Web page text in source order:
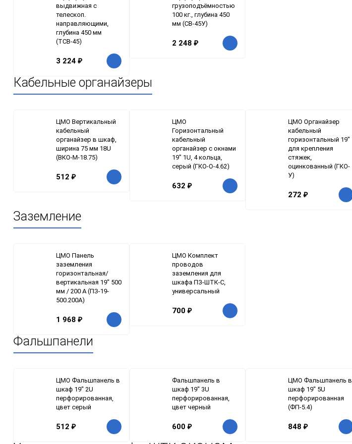
выдвижная с
телескоп.
направляющими,
глубина 450 мм
(ТСВ-45)
3 224 ₽
грузоподъёмностью
100 кг., глубина 450
мм (СВ-45У)
2 248 ₽
Кабельные органайзеры
ЦМО Вертикальный
кабельный
органайзер в шкаф,
ширина 75 мм 18U
(ВКО-М-18.75)
512 ₽
ЦМО
Горизонтальный
кабельный
органайзер с окнами
19" 1U, 4 кольца,
серый (ГКО-О-4.62)
632 ₽
ЦМО Органайзер
кабельный
горизонтальный 19"
для крепления
стяжек,
оцинкованный (ГКО-
У)
272 ₽
Заземление
ЦМО Панель
заземления
горизонтальная/
вертикальная 19" 500
мм / 200 А (ПЗ-19-
500.200А)
1 968 ₽
ЦМО Комплект
проводов
заземления для
шкафа ПЗ-ШТК-С,
универсальный
700 ₽
Фальшпанели
ЦМО Фальшпанель в
шкаф 19" 2U
перфорированная,
цвет серый
512 ₽
Фальшпанель в
шкаф 19" 3U
перфорированная,
цвет черный
600 ₽
ЦМО Фальшпанель в
шкаф 19" 5U
перфорированная
(ФП-5.4)
848 ₽